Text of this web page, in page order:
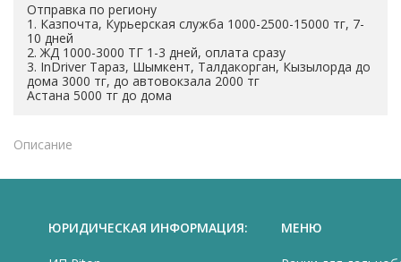
Отправка по региону
1. Казпочта, Курьерская служба 1000-2500-15000 тг, 7-
10 дней
2. ЖД 1000-3000 ТГ 1-3 дней, оплата сразу
3. InDriver Тараз, Шымкент, Талдакорган, Кызылорда до
дома 3000 тг, до автовокзала 2000 тг
Астана 5000 тг до дома
Описание
ЮРИДИЧЕСКАЯ ИНФОРМАЦИЯ: МЕНЮ